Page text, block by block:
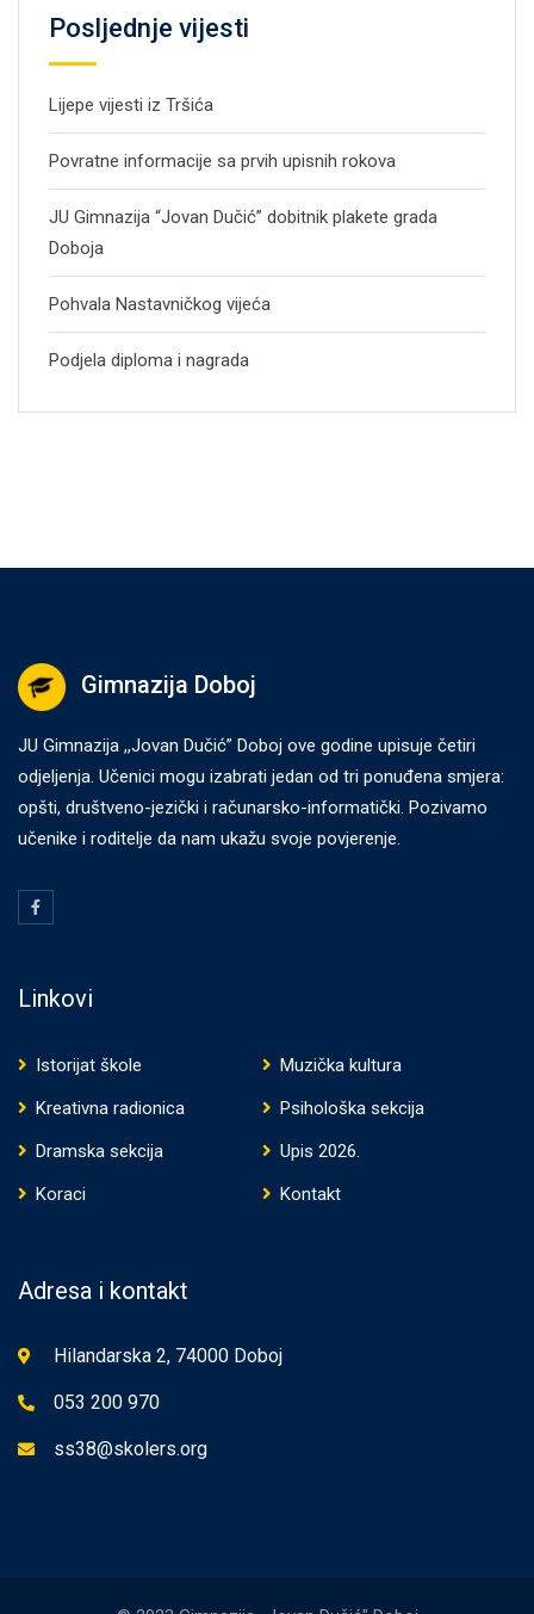
Posljednje vijesti
Lijepe vijesti iz Tršića
Povratne informacije sa prvih upisnih rokova
JU Gimnazija “Jovan Dučić” dobitnik plakete grada
Doboja
Pohvala Nastavničkog vijeća
Podjela diploma i nagrada
Gimnazija Doboj
JU Gimnazija ,,Jovan Dučić” Doboj ove godine upisuje četiri
odjeljenja. Učenici mogu izabrati jedan od tri ponuđena smjera:
opšti, društveno-jezički i računarsko-informatički. Pozivamo
učenike i roditelje da nam ukažu svoje povjerenje.
Linkovi
Istorijat škole
Muzička kultura
Kreativna radionica
Psihološka sekcija
Dramska sekcija
Upis 2026.
Koraci
Kontakt
Adresa i kontakt
Hilandarska 2, 74000 Doboj
053 200 970
ss38@skolers.org